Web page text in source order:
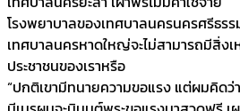
โรงพยาบาลของเทศบาลนครนครศรีธร
เทศบาลนครหาดใหญ่จะไม่สามารถมีสิ่ง
ประชาชนของเราหรือ
“ปกติเขามีทนายความขอแรง แต่ผมคิดว่